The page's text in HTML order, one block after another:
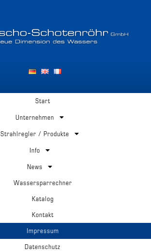
Start
Unternehmen
Strahlregler / Produkte
Info
News
Wassersparrechner
Katalog
Kontakt
Impressum
Datenschutz